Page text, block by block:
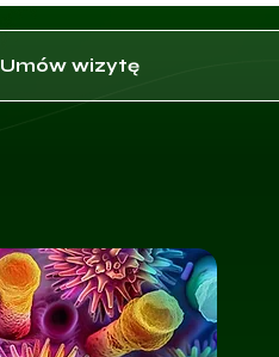
Umów wizytę